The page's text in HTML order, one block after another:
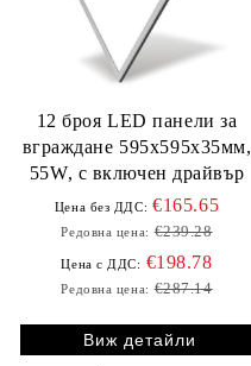
12 броя LED панели за
вграждане 595х595х35мм,
55W, с включен драйвър
Цена без ДДС: €165.65
Редовна цена: €239.28
Цена с ДДС: €198.78
Редовна цена: €287.14
Виж детайли